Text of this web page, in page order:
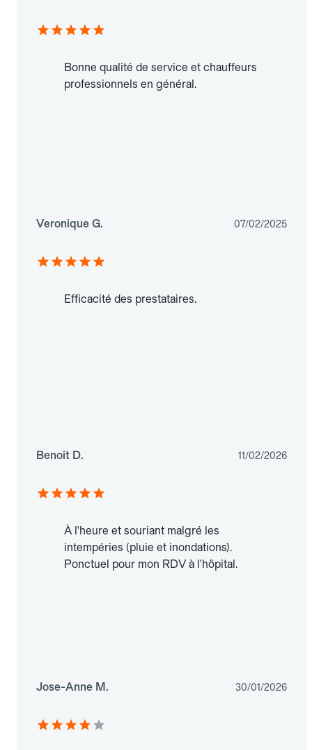
Bonne qualité de service et chauffeurs
professionnels en général.
Veronique G. 07/02/2025
Efficacité des prestataires.
Benoit D. 11/02/2026
À l'heure et souriant malgré les
intempéries (pluie et inondations).
Ponctuel pour mon RDV à l'hôpital.
Jose-Anne M. 30/01/2026